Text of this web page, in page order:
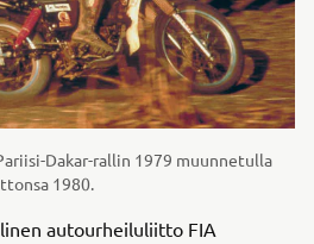
Dakar-rallin 1979 muunnetulla
1980.
autourheiluliitto FIA